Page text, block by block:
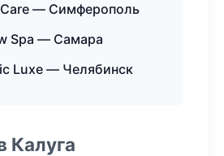
— Симферополь
Spa — Самара
Luxe — Челябинск
Калуга